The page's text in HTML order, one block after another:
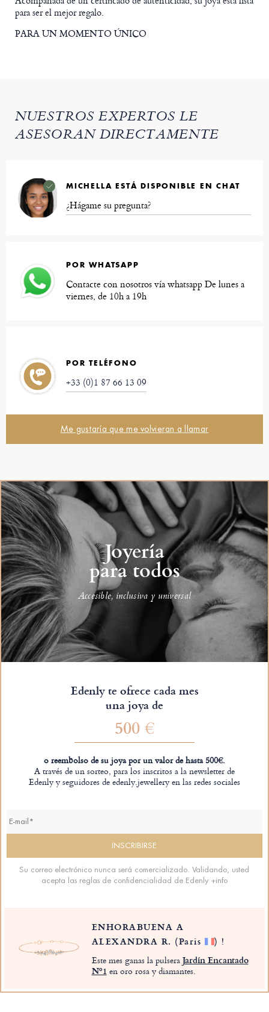
para ser el mejor regalo.
PARA UN MOMENTO ÚNICO
NUESTROS EXPERTOS LE
ASESORAN DIRECTAMENTE
MICHELLA ESTÁ DISPONIBLE EN CHAT
¿Hágame su pregunta?
POR WHATSAPP
Contacte con nosotros vía whatsapp De lunes a
viernes, de 10h a 19h
POR TELÉFONO
+33 (0)1 87 66 13 09
Me gustaría que me volvieran a llamar
Joyería
para todos
Accesible, inclusiva y universal
Edenly te ofrece cada mes
una joya de
500 €
o reembolso de su joya por un valor de hasta 500€.
A través de un sorteo, para los inscritos a la newsletter de
Edenly y seguidores de edenly.jewellery en las redes sociales
Su correo electrónico nunca será comercializado. Validando, usted
acepta las reglas de confidencialidad de Edenly +info
ENHORABUENA A
ALEXANDRA R. (Paris ) !
Este mes ganas la pulseraJardín Encantado
Nº1 en oro rosa y diamantes.